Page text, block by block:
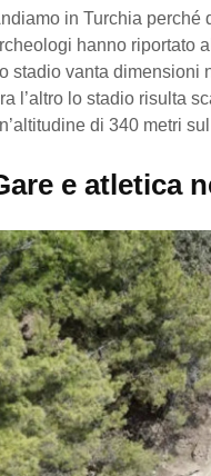
in Turchia perché
hanno riportato
stadio vanta dimensioni
l’altro lo stadio risulta
di 340 metri
e atletica